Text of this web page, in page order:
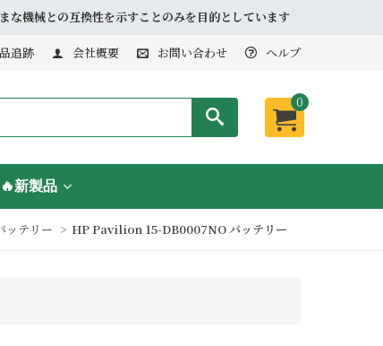
機械との互換性を示すことのみを目的としています
追跡 会社概要 お問い合わせ ヘルプ
0
🔥新製品
ッテリー HP Pavilion 15-DB0007NO バッテリー